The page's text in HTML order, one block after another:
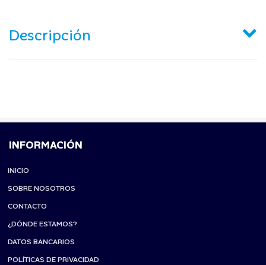
Descripción
INFORMACIÓN
INICIO
SOBRE NOSOTROS
CONTACTO
¿DÓNDE ESTAMOS?
DATOS BANCARIOS
POLÍTICAS DE PRIVACIDAD